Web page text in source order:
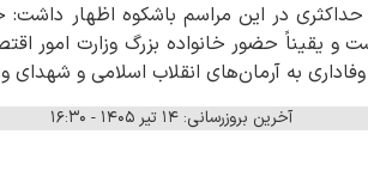
در این مراسم باشکوه اظهار داشت:
و یقیناً حضور خانواده بزرگ وزارت امور
به آرمان‌های انقلاب اسلامی و شهدای
آخرین بروزرسانی: ۱۴ تیر ۱۴۰۵ - ۱۶:۳۰